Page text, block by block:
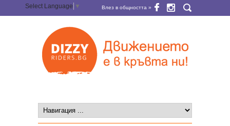
Select Language ▼ Влез в общността »